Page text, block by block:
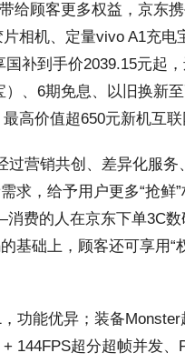
顾客更多权益，京东
相机、定量vivo A1充电
补到手价2039.15元起
、6期免息、以旧换新至
高价值超650元新机互联
营销共创、差异化服务
求，给予用户更多“抢鲜
费的人在京东下单3C
基础上，顾客还可享用“
功能优异；装备Monster
144FPS超分超帧并发、